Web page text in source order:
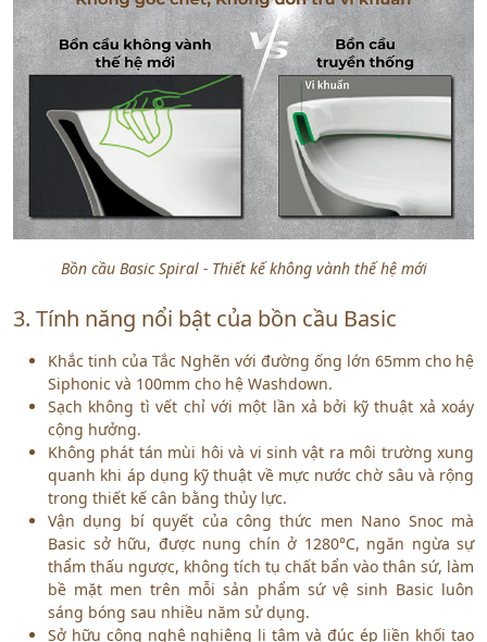
Bồn cầu Basic Spiral - Thiết kế không vành thế hệ mới
3. Tính năng nổi bật của bồn cầu Basic
Khắc tinh của Tắc Nghẽn với đường ống lớn 65mm cho hệ
Siphonic và 100mm cho hệ Washdown.
Sạch không tì vết chỉ với một lần xả bởi kỹ thuật xả xoáy
cộng hưởng.
Không phát tán mùi hôi và vi sinh vật ra môi trường xung
quanh khi áp dụng kỹ thuật về mực nước chờ sâu và rộng
trong thiết kế cân bằng thủy lực.
Vận dụng bí quyết của công thức men Nano Snoc mà
Basic sở hữu, được nung chín ở 1280°C, ngăn ngừa sự
thẩm thấu ngược, không tích tụ chất bẩn vào thân sứ, làm
bề mặt men trên mỗi sản phẩm sứ vệ sinh Basic luôn
sáng bóng sau nhiều năm sử dụng.
Sở hữu công nghệ nghiêng li tâm và đúc ép liền khối tạo